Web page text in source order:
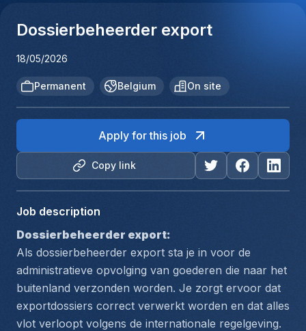
Dossierbeheerder export
18/05/2026
Permanent Belgium On site
Copy link
Apply for this job
Job description
Dossierbeheerder export:
Als dossierbeheerder export sta je in voor de
administratieve opvolging van goederen die naar het
buitenland verzonden worden. Je zorgt ervoor dat
exportdossiers correct verwerkt worden en dat alles
vlot verloopt volgens de internationale regelgeving.